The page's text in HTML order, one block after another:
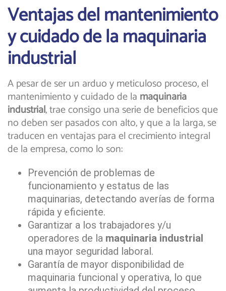
Ventajas del mantenimiento
y cuidado de la maquinaria
industrial
A pesar de ser un arduo y meticuloso proceso, el
mantenimiento y cuidado de la maquinaria
industrial, trae consigo una serie de beneficios que
no deben ser pasados con alto, y que a la larga, se
traducen en ventajas para el crecimiento integral
de la empresa, como lo son:
Prevención de problemas de
funcionamiento y estatus de las
maquinarias, detectando averías de forma
rápida y eficiente.
Garantizar a los trabajadores y/u
operadores de la maquinaria industrial
una mayor seguridad laboral.
Garantía de mayor disponibilidad de
maquinaria funcional y operativa, lo que